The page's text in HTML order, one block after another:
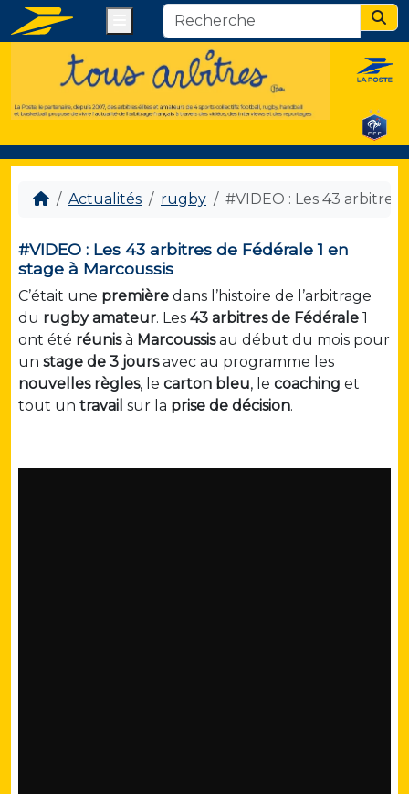
Actualités rugby #VIDEO : Les 43 arbitres
#VIDEO : Les 43 arbitres de Fédérale 1 en
stage à Marcoussis
C’était une première dans l’histoire de l’arbitrage
du rugby amateur. Les 43 arbitres de Fédérale 1
ont été réunisà Marcoussisau début du mois pour
un stage de 3 joursavec au programme les
nouvelles règles, le carton bleu, le coaching et
tout un travail sur la prise de décision.